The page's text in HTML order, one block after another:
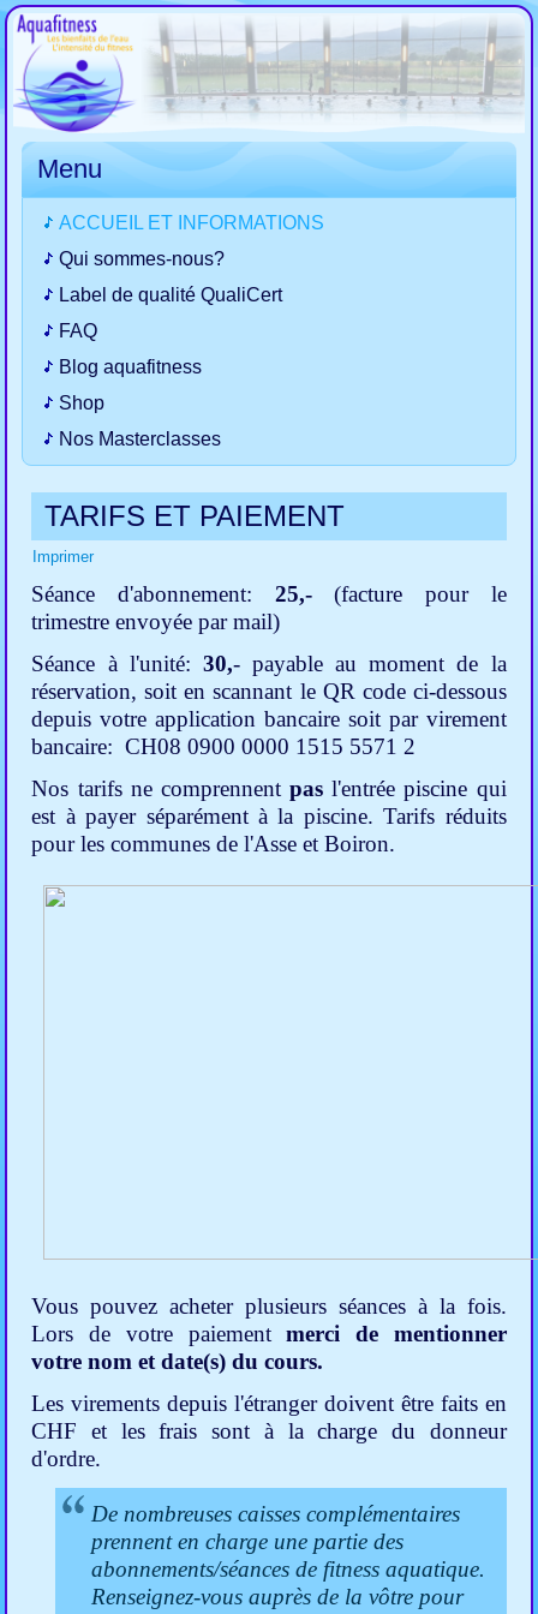
Menu
ACCUEIL ET INFORMATIONS
Qui sommes-nous?
Label de qualité QualiCert
FAQ
Blog aquafitness
Shop
Nos Masterclasses
TARIFS ET PAIEMENT
Imprimer
Séance d'abonnement: 25,-(facture pour le
trimestre envoyée par mail)
Séance à l'unité: 30,- payable au moment de la
réservation, soit en scannant le QR code ci-dessous
depuis votre application bancaire soit par virement
bancaire: CH08 0900 0000 1515 5571 2
Nos tarifs ne comprennentpas l'entrée piscine qui
est à payer séparément à la piscine. Tarifs réduits
pour les communes de l'Asse et Boiron.
Vous pouvez acheter plusieurs séances à la fois.
Lors de votre paiementmerci de mentionner
votre nom et date(s) du cours.
Les virements depuis l'étranger doivent être faits en
CHF et les frais sont à la charge du donneur
d'ordre.
De nombreuses caisses complémentaires
prennent en charge une partie des
abonnements/séances de fitness aquatique.
Renseignez-vous auprès de la vôtre pour